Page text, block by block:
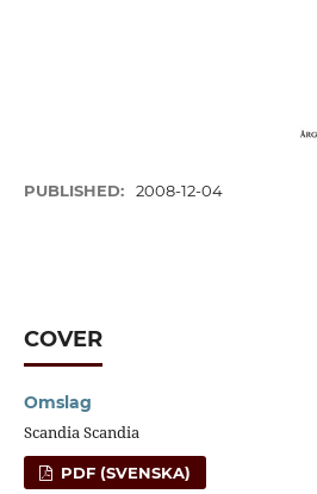
PUBLISHED: 2008-12-04
COVER
Omslag
Scandia Scandia
PDF (SVENSKA)